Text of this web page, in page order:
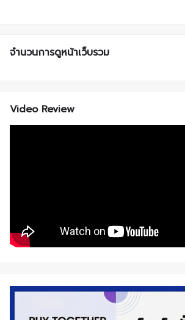
จำนวนการดูหน้าเว็บรวม
Video Review